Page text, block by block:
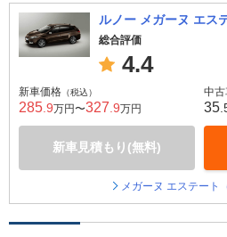
ルノー メガーヌ エス
総合評価
4.4
新車価格 （税込）
285 .9万円〜327 .9万円
新車見積もり(無料)
中
35
メガーヌ エステート